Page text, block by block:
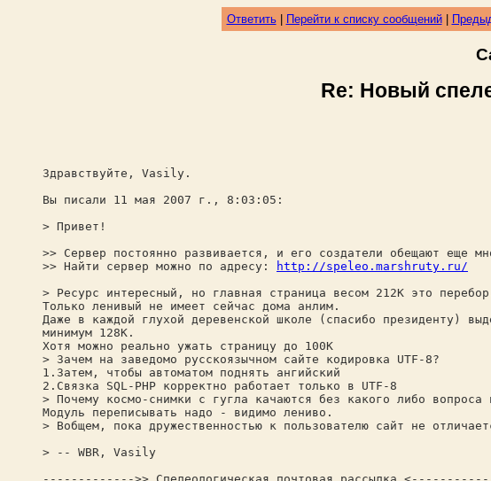
Ответить| Перейти к списку сообщений|
Re: Новый
Здравствуйте, Vasily.
Вы писали 11 мая 2007 г., 8:03:05:
> Привет!
>> Сервер постоянно развивается, и его создатели обещают еще
>> Найти сервер можно по адресу:
http://speleo.marshruty.ru/
> Ресурс интересный, но главная страница весом 212К это
Только ленивый не имеет сейчас дома анлим.
Даже в каждой глухой деревенской школе (спасибо президенту)
минимум 128К.
Хотя можно реально ужать страницу до 100К
> Зачем на заведомо русскоязычном сайте кодировка UTF-8?
1.Затем, чтобы автоматом поднять ангийский
2.Связка SQL-PHP корректно работает только в UTF-8
> Почему космо-снимки с гугла качаются без какого либо вопроса
Модуль переписывать надо - видимо лениво.
> Вобщем, пока дружественностью к пользователю сайт не
> -- WBR, Vasily